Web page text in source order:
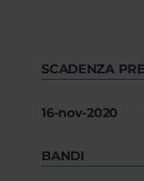
SCADENZA
16-nov-2020
BANDI